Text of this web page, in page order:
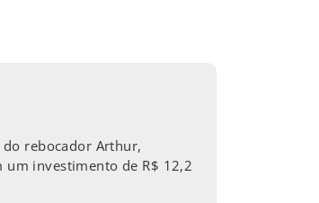
rebocador Arthur,
um investimento de R$ 12,2